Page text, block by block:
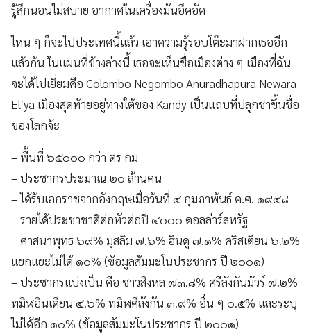
รู้สึกนอนไม่สบาย อากาศในเครื่องมันอึดอัด
ไหน ๆ ก็จะไปประเทศนี้แล้ว เอาความรู้รอบโต๊ะมาฝากเธออีก
แล้วกัน ในแผนที่ข้างล่างนี้ เธอจะเห็นชื่อเมืองต่าง ๆ เมืองที่ฉัน
จะได้ไปเยี่ยมคือ Colombo Negombo Anuradhapura Newara
Eliya เมืองสุดท้ายอยู่ทางใต้ของ Kandy เป็นแถบที่ปลูกชาขึ้นชื่อ
ของโลกจ้ะ
– พื้นที่ ๖๕๐๐๐ กว่า ตร กม
– ประชากรประมาณ ๒๐ ล้านคน
– ได้รับเอกราชจากอังกฤษเมื่อวันที่ ๔ กุมภาพันธ์ ค.ศ. ๑๙๔๘
– รายได้ประชาชาติต่อหัวต่อปี ๔๐๐๐ ดอลล่าร์สหรัฐ
– ศาสนาพุทธ ๖๙% มุสลิม ๗.๖% ฮินดู ๗.๑% คริสเตียน ๖.๒%
แยกแยะไม่ได้ ๑๐% (ข้อมูลสัมมะโนประชากร ปี ๒๐๐๑)
– ประชากรแบ่งเป็น คือ ชาวสิงหล ๗๓.๘% ศรีลังกันมัวร์ ๗.๒%
ทมิฬอินเดียน ๔.๖% ทมิฬศีลังกัน ๓.๙% อื่น ๆ ๐.๕% และระบุ
ไม่ได้อีก ๑๐% (ข้อมูลสัมมะโนประชากร ปี ๒๐๐๑)